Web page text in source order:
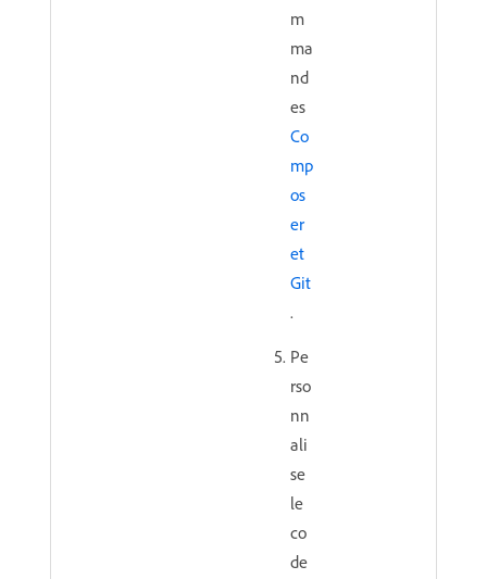
m
ma
nd
es
Co
mp
os
er
et
Git
.
Pe
rso
nn
ali
se
le
co
de